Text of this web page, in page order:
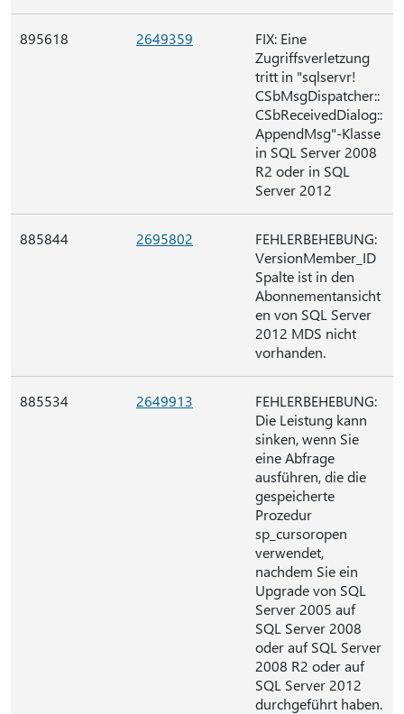
895618 2649359
FIX: Eine
Zugriffsverletzung
tritt in "sqlservr!
CSbMsgDispatcher::
CSbReceivedDialog::
AppendMsg"-Klasse
in SQL Server 2008
R2 oder in SQL
Server 2012
885844 2695802
FEHLERBEHEBUNG:
VersionMember_ID
Spalte ist in den
Abonnementansicht
en von SQL Server
2012 MDS nicht
vorhanden.
885534 2649913
FEHLERBEHEBUNG:
Die Leistung kann
sinken, wenn Sie
eine Abfrage
ausführen, die die
gespeicherte
Prozedur
sp_cursoropen
verwendet,
nachdem Sie ein
Upgrade von SQL
Server 2005 auf
SQL Server 2008
oder auf SQL Server
2008 R2 oder auf
SQL Server 2012
durchgeführt haben.